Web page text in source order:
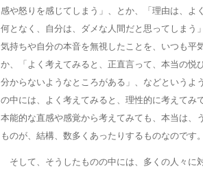
感や怒りを感じてしまう」、とか、「理由は、よ
何となく、自分は、ダメな人間だと思ってしまう
気持ちや自分の本音を無視したことを、いつも平
か、「よく考えてみると、正直言って、本当の悦
分からないようなところがある」、などというよ
の中には、よく考えてみると、理性的に考えてみ
本能的な直感や感覚から考えてみても、本当は、
ものが、結構、数多くあったりするものなのです。
そして、そうしたものの中には、多くの人々に